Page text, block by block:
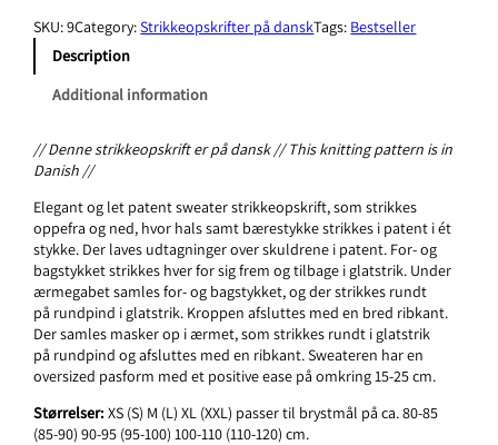
e
S
t
e
r
g
h
t
(
a
n
s
k
SKU:9Category:Strikkeopskrifter på danskTags: Bestseller
Description
Additional information
// Denne strikkeopskrift er på dansk // This knitting pattern is in
Danish //
Elegant og let patent sweater strikkeopskrift, som strikkes
oppefra og ned, hvor hals samt bærestykke strikkes i patent i ét
stykke. Der laves udtagninger over skuldrene i patent. For- og
bagstykket strikkes hver for sig frem og tilbage i glatstrik. Under
ærmegabet samles for- og bagstykket, og der strikkes rundt
på rundpind i glatstrik. Kroppen afsluttes med en bred ribkant.
Der samles masker op iærmet, som strikkes rundt i glatstrik
på rundpind og afsluttes med en ribkant. Sweateren har en
oversized pasform med et positive ease på omkring 15-25 cm.
Størrelser:XS (S) M (L) XL (XXL) passer til brystmål på ca. 80-85
(85-90) 90-95 (95-100) 100-110 (110-120) cm.